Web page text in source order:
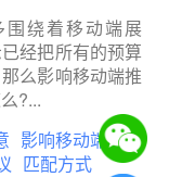
围绕着移动端展
经把所有的预算
么影响移动端推
?...
影响移动端推广
匹配方式